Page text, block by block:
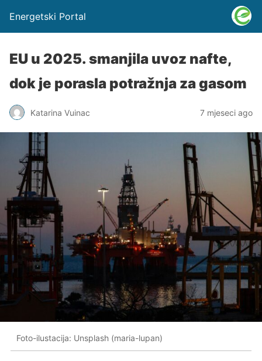
Energetski Portal
EU u 2025. smanjila uvoz nafte,
dok je porasla potražnja za gasom
Katarina Vuinac 7 mjeseci ago
Foto-ilustacija: Unsplash (maria-lupan)